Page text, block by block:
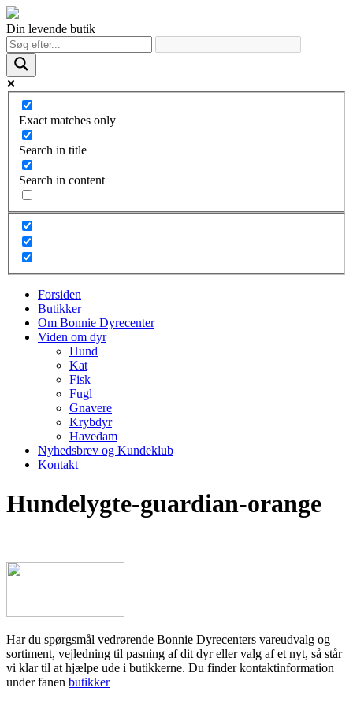
Din levende butik
Exact matches only
Search in title
Search in content
Forsiden
Butikker
Om Bonnie Dyrecenter
Viden om dyr
Hund
Kat
Fisk
Fugl
Gnavere
Krybdyr
Havedam
Nyhedsbrev og Kundeklub
Kontakt
Hundelygte-guardian-orange
Har du spørgsmål vedrørende Bonnie Dyrecenters vareudvalg og
sortiment, vejledning til pasning af dit dyr eller valg af et nyt, så står
vi klar til at hjælpe ude i butikkerne. Du finder kontaktinformation
under fanen butikker